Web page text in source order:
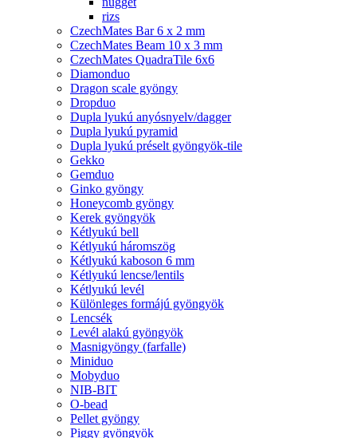
rizs
CzechMates Bar 6 x 2 mm
CzechMates Beam 10 x 3 mm
CzechMates QuadraTile 6x6
Diamonduo
Dragon scale gyöngy
Dropduo
Dupla lyukú anyósnyelv/dagger
Dupla lyukú pyramid
Dupla lyukú préselt gyöngyök-tile
Gekko
Gemduo
Ginko gyöngy
Honeycomb gyöngy
Kerek gyöngyök
Kétlyukú bell
Kétlyukú háromszög
Kétlyukú kaboson 6 mm
Kétlyukú lencse/lentils
Kétlyukú levél
Különleges formájú gyöngyök
Lencsék
Levél alakú gyöngyök
Masnigyöngy (farfalle)
Miniduo
Mobyduo
NIB-BIT
O-bead
Pellet gyöngy
Piggy gyöngyök